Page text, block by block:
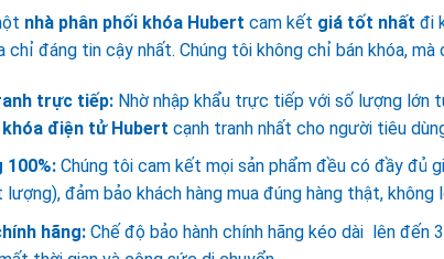
nhà phân phối khóa Hubert cam kết giá tốt nhất đi
chỉ đáng tin cậy nhất. Chúng tôi không chỉ bán khóa,
trực tiếp:Nhờ nhập khẩu trực tiếp với số lượng lớn
điện tử Hubert cạnh tranh nhất cho người tiêu
100%:Chúng tôi cam kết mọi sản phẩm đều có đầy đủ
đảm bảo khách hàng mua đúng hàng thật, không
hãng:Chế độ bảo hành chính hãng kéo dài lên đến